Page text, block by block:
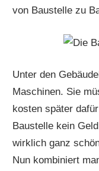
von Baustelle zu
Unter den
Maschinen. Sie
kosten später
Baustelle kein
wirklich ganz
Nun kombiniert